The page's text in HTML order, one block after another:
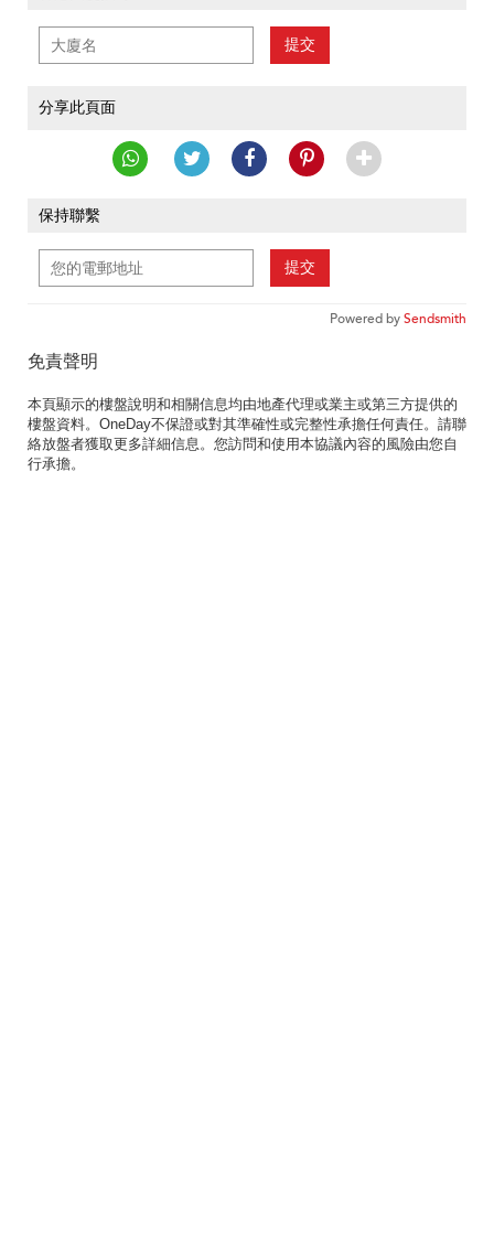
提交
分享此頁面
保持聯繫
提交
Powered bySendsmith
免責聲明
本頁顯示的樓盤說明和相關信息均由地產代理或業主或第三方提供的
樓盤資料。OneDay不保證或對其準確性或完整性承擔任何責任。請聯
絡放盤者獲取更多詳細信息。您訪問和使用本協議內容的風險由您自
行承擔。